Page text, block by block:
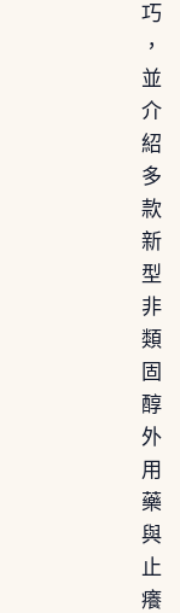
巧
，
並
介
紹
多
款
新
型
非
類
固
醇
外
用
藥
與
止
癢